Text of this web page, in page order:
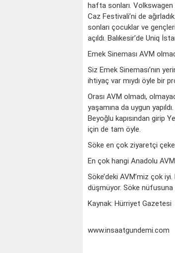
hafta sonları.
Caz Festivali’ni de
sonları çocuklar ve
açıldı. Balıkesir’de Uniq
Emek Sineması AVM
Siz Emek Sineması’nın
ihtiyaç var mıydı öyle bir
Orası AVM olmadı,
yaşamına da uygun
Beyoğlu kapısından girip
için de tam öyle.
Söke en çok ziyaretçi
En çok hangi Anadolu
Söke’deki AVM’miz çok
düşmüyor. Söke nüfusuna
Kaynak: Hürriyet Gazetesi
www.insaatgundemi.com